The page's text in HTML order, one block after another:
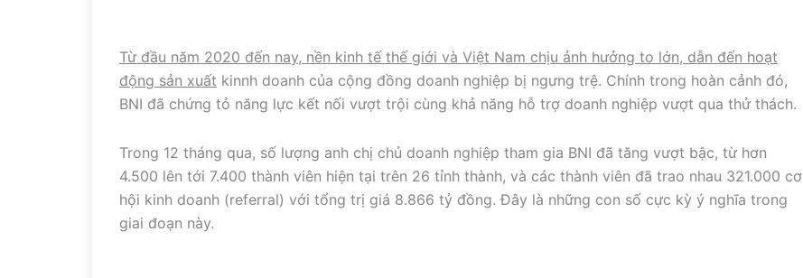
Từ đầu năm 2020 đến nay, nền kinh tế thế giới và Việt Nam chịu ảnh hưởng to lớn, dẫn đến hoạt
động sản xuất kinnh doanh của cộng đồng doanh nghiệp bị ngưng trệ. Chính trong hoàn cảnh đó,
BNI đã chứng tỏ năng lực kết nối vượt trội cùng khả năng hỗ trợ doanh nghiệp vượt qua thử thách.
Trong 12 tháng qua, số lượng anh chị chủ doanh nghiệp tham gia BNI đã tăng vượt bậc, từ hơn
4.500 lên tới 7.400 thành viên hiện tại trên 26 tỉnh thành, và các thành viên đã trao nhau 321.000 cơ
hội kinh doanh (referral) với tổng trị giá 8.866 tỷ đồng. Đây là những con số cực kỳ ý nghĩa trong
giai đoạn này.